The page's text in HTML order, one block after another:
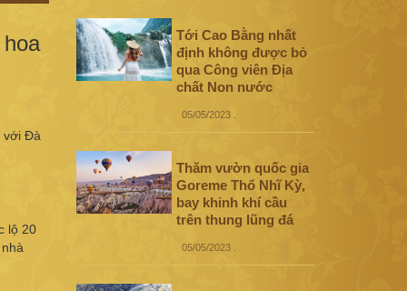
với Đà
lộ 20
Tới Cao Bằng nhất
định không được bỏ
qua Công viên Địa
chất Non nước
05/05/2023.
Thăm vườn quốc gia
Goreme Thổ Nhĩ Kỳ,
bay khinh khí cầu
trên thung lũng đá
05/05/2023.